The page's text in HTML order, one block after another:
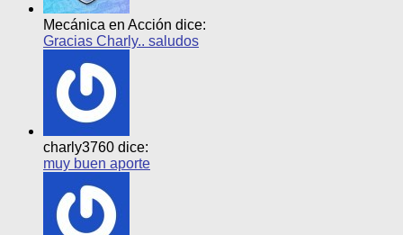
Mecánica en Acción dice:
Gracias Charly.. saludos
charly3760 dice:
muy buen aporte